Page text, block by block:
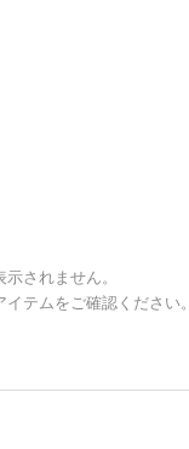
されません。
テムをご確認ください。